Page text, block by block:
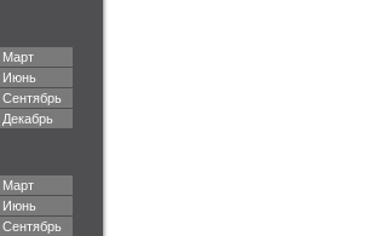
Март
Июнь
Сентябрь
Декабрь
Март
Июнь
Сентябрь